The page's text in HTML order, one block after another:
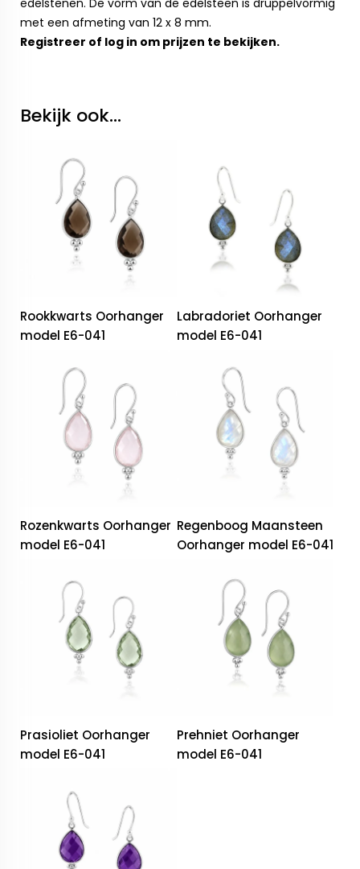
edelstenen. De vorm van de edelsteen is druppelvormig
met een afmeting van 12 x 8 mm.
Registreer of log in om prijzen te bekijken.
Bekijk ook...
Rookkwarts Oorhanger
model E6-041
Labradoriet Oorhanger
model E6-041
Rozenkwarts Oorhanger
model E6-041
Regenboog Maansteen
Oorhanger model E6-041
Prasioliet Oorhanger
model E6-041
Prehniet Oorhanger
model E6-041